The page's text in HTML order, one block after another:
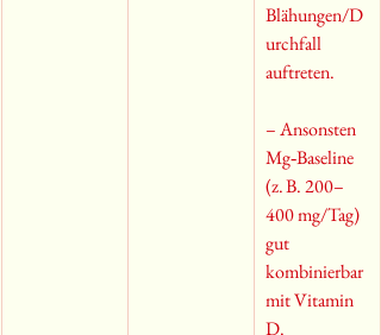
Blähungen/D
urchfall
auftreten.
– Ansonsten
Mg‑Baseline
(z. B. 200–
400 mg/Tag)
gut
kombinierbar
mit Vitamin
D.